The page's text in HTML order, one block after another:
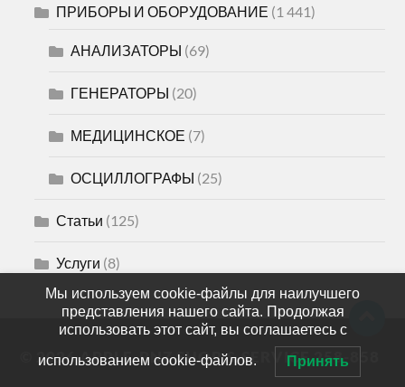
ПРИБОРЫ И ОБОРУДОВАНИЕ (1 441)
АНАЛИЗАТОРЫ (69)
ГЕНЕРАТОРЫ (20)
МЕДИЦИНСКОЕ (7)
ОСЦИЛЛОГРАФЫ (25)
Статьи (125)
Услуги (8)
© 2026APPLE-PNZ SHOP & SERVICE 258-858
Мы используем cookie-файлы для наилучшего
представления нашего сайта. Продолжая
использовать этот сайт, вы соглашаетесь с
использованием cookie-файлов. Принять